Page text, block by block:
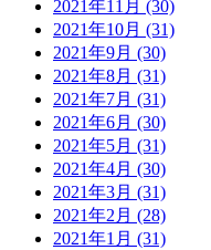
2021年11月 (30)
2021年10月 (31)
2021年9月 (30)
2021年8月 (31)
2021年7月 (31)
2021年6月 (30)
2021年5月 (31)
2021年4月 (30)
2021年3月 (31)
2021年2月 (28)
2021年1月 (31)